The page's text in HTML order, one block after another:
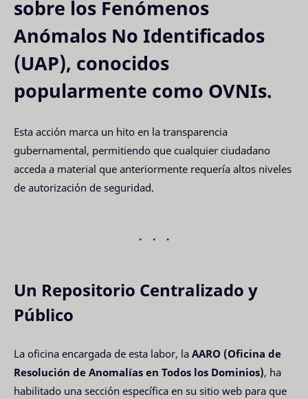
sobre los Fenómenos
Anómalos No Identificados
(UAP), conocidos
popularmente como OVNIs.
Esta acción marca un hito en la transparencia
gubernamental, permitiendo que cualquier ciudadano
acceda a material que anteriormente requería altos niveles
de autorización de seguridad.
Un Repositorio Centralizado y
Público
La oficina encargada de esta labor, la AARO (Oficina de
Resolución de Anomalías en Todos los Dominios), ha
habilitado una sección específica en su sitio web para que